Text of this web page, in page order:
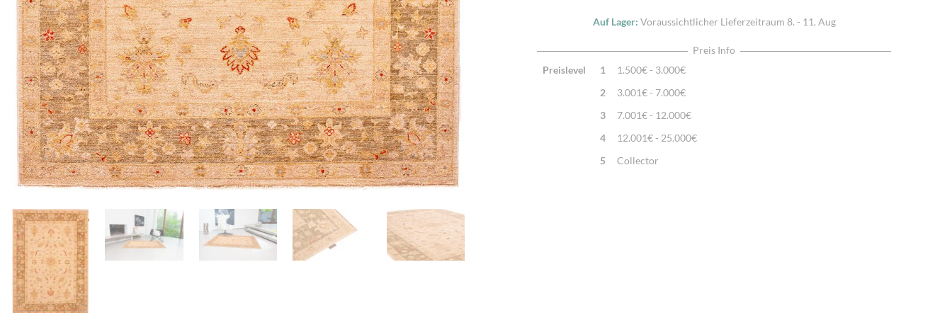
Auf Lager: Voraussichtlicher Lieferzeitraum 8. - 11. Aug
Preis Info
Preislevel
1
1.500€ - 3.000€
2
3.001€ - 7.000€
3
7.001€ - 12.000€
4
12.001€ - 25.000€
5
Collector